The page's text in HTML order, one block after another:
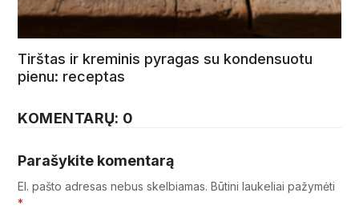
Tirštas ir kreminis pyragas su kondensuotu
pienu: receptas
KOMENTARŲ: 0
Parašykite komentarą
El. pašto adresas nebus skelbiamas. Būtini laukeliai pažymėti
*